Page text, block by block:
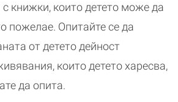
книжки, които детето може да
пожелае. Опитайте се да
от детето дейност
които детето харесва,
да опита.